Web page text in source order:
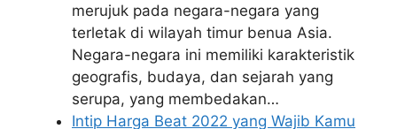
merujuk pada negara-negara yang
terletak di wilayah timur benua Asia.
Negara-negara ini memiliki karakteristik
geografis, budaya, dan sejarah yang
serupa, yang membedakan…
Intip Harga Beat 2022 yang Wajib Kamu